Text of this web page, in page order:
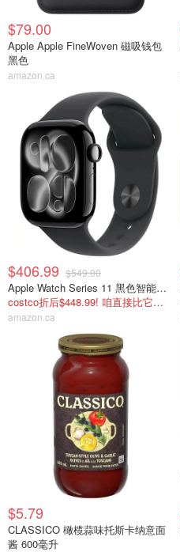
$79.00
Apple Apple FineWoven 磁吸钱包
黑色
amazon.ca
$406.99 $549.00
Apple Watch Series 11 黑色智能手表 42mm
costco折后$448.99! 咱直接比它再省$42
amazon.ca
$5.79
CLASSICO 橄榄蒜味托斯卡纳意面
酱 600毫升